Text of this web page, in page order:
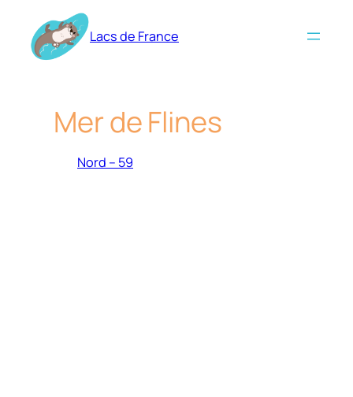
contenu
Lacs de France
Mer de Flines
Nord – 59